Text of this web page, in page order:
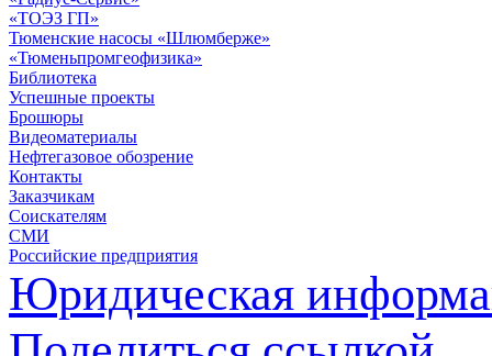
«ТОЭЗ ГП»
Тюменские насосы «Шлюмберже»
«Тюменьпромгеофизика»
Библиотека
Успешные проекты
Брошюры
Видеоматериалы
Нефтегазовое обозрение
Контакты
Заказчикам
Соискателям
СМИ
Российские предприятия
Юридическая